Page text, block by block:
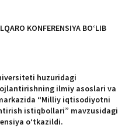
KONFERENSIYA BOʻLIB
huzuridagi
ilmiy asoslari va
“Milliy iqtisodiyotni
istiqbollari” mavzusidagi
o‘tkazildi.